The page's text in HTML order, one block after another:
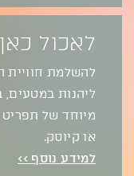
לאכול כאן
להשלמת חוויית
ליהנות במטעים,
מיוחד של תפריט
או קיוסק.
למידע נוסף >>